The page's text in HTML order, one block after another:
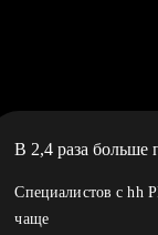
В 2,4 раза больше
Специалистов с hh
чаще